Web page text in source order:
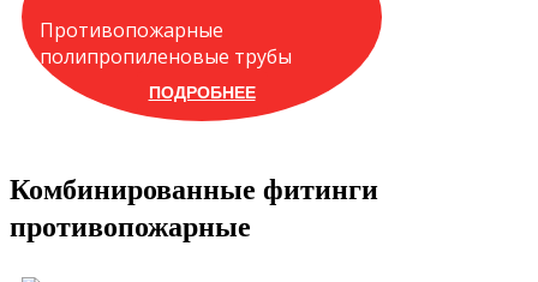
Противопожарные
полипропиленовые трубы
ПОДРОБНЕЕ
Комбинированные фитинги
противопожарные